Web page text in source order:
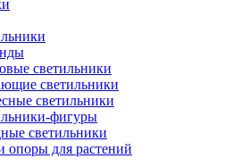
светильники
светильники
светильники
фигуры
светильники
опоры для растений